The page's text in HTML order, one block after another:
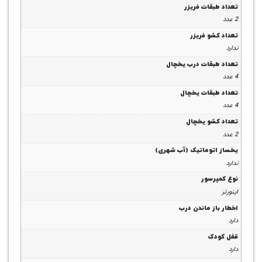
فریزر
فریزر
درب یخچال
یخچال
یخچال
(آب شهری)
ماندن درب